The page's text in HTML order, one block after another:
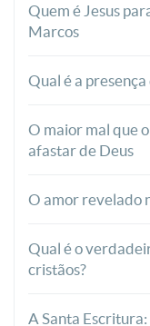
Quem é Jesus
Marcos
Qual é a
O maior mal que
afastar de Deus
O amor revelado
Qual é o
cristãos?
A Santa